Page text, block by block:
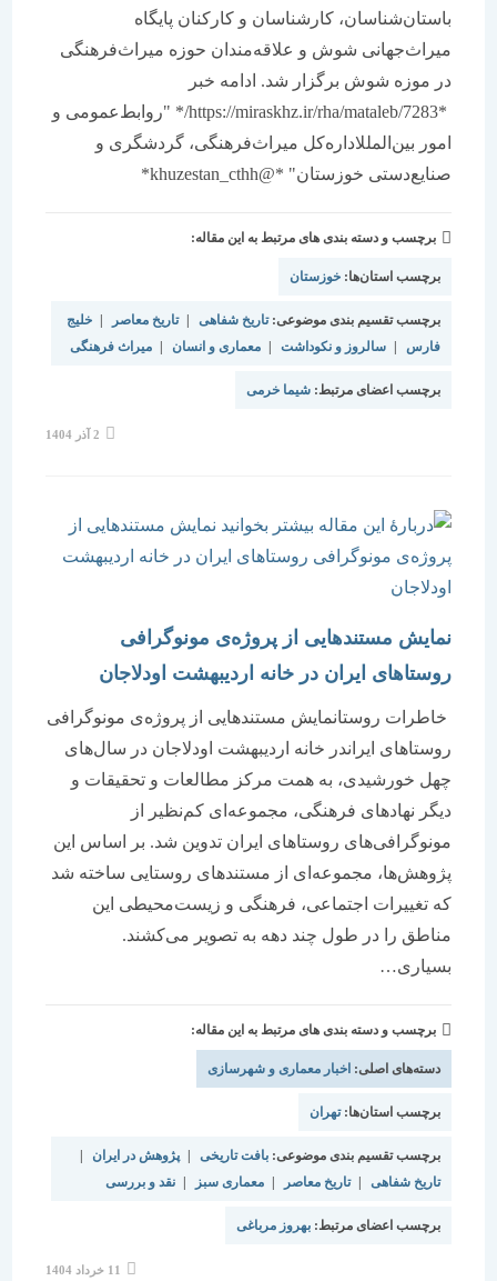
باستان‌شناسان، کارشناسان و کارکنان پایگاه
میراث‌جهانی شوش و علاقه‌مندان حوزه میراث‌فرهنگی
در موزه شوش برگزار شد. ادامه خبر
*https://miraskhz.ir/rha/mataleb/7283/* "روابط‌عمومی و
امور بین‌المللاداره‌کل میراث‌فرهنگی، گردشگری و
صنایع‌دستی خوزستان" *@khuzestan_cthh*
برچسب و دسته بندی های مرتبط به این مقاله:
برچسب استان‌ها:خوزستان
برچسب تقسیم بندی موضوعی:تاریخ شفاهی | تاریخ معاصر | خلیج
| سالروز و نکوداشت | معماری و انسان میراث فرهنگی
برچسب اعضای مرتبط: شیما خرمی
نمایش مستندهایی از پروژه‌ی مونوگرافی
روستاهای ایران در خانه اردیبهشت اودلاجان
خاطرات روستانمایش مستندهایی از پروژه‌ی مونوگرافی
روستاهای ایراندر خانه اردیبهشت اودلاجان در سال‌های
چهل خورشیدی، به همت مرکز مطالعات و تحقیقات و
دیگر نهادهای فرهنگی، مجموعه‌ای کم‌نظیر از
مونوگرافی‌های روستاهای ایران تدوین شد. بر اساس این
پژوهش‌ها، مجموعه‌ای از مستندهای روستایی ساخته شد
که تغییرات اجتماعی، فرهنگی و زیست‌محیطی این
مناطق را در طول چند دهه به تصویر می‌کشند.
بسیاری…
برچسب و دسته بندی های مرتبط به این مقاله:
دسته‌های اصلی:اخبار معماری و شهرسازی
برچسب استان‌ها:تهران
برچسب تقسیم بندی موضوعی:بافت تاریخی | پژوهش در ایران
|
تاریخ شفاهی | تاریخ معاصر | معماری سبز | نقد و بررسی
برچسب اعضای مرتبط: بهروز مرباغی